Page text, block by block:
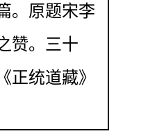
。原题宋李
赞。三十
正统道藏》